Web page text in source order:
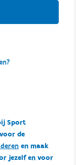
Sport
de
en maak
jezelf en voor